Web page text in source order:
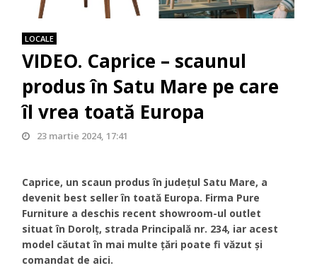
LOCALE
VIDEO. Caprice – scaunul
produs în Satu Mare pe care
îl vrea toată Europa
23 martie 2024, 17:41
Caprice, un scaun produs în judeţul Satu Mare, a
devenit best seller în toată Europa. Firma Pure
Furniture a deschis recent showroom-ul outlet
situat în Dorolţ, strada Principală nr. 234, iar acest
model căutat în mai multe ţări poate fi văzut şi
comandat de aici.